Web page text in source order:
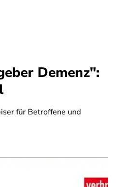
Demenz":
für Betroffene und